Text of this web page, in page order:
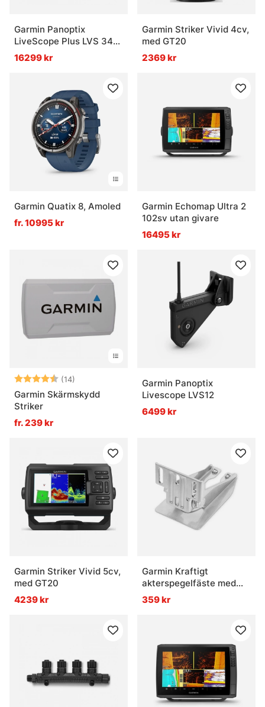
Garmin Panoptix
LiveScope Plus LVS 34
System
16299 kr
Garmin Striker Vivid 4cv,
med GT20
2369 kr
Garmin Quatix 8, Amoled
fr. 10995 kr
Garmin Echomap Ultra 2
102sv utan givare
16495 kr
Betyg: (14)
4.6 utav 5 stjärnor
Garmin Skärmskydd
Striker
fr. 239 kr
Garmin Panoptix
Livescope LVS12
6499 kr
Garmin Striker Vivid 5cv,
med GT20
4239 kr
Garmin Kraftigt
akterspegelfäste med
stänkskydd (4/8/12-
poliga givare)
359 kr